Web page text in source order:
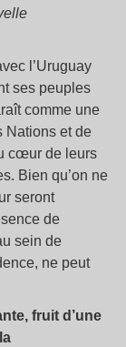
l’Uruguay
ses peuples
comme une
Nations et de
cœur de leurs
Bien qu’on ne
seront
de
sein de
ne peut
fruit d’une